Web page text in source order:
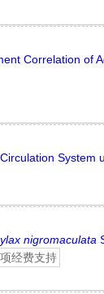
Correlation of
System
nigromaculata
经费支持